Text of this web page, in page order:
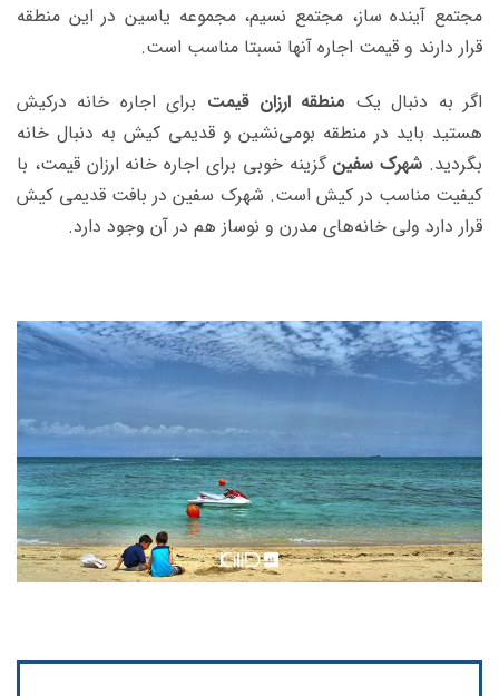
مجتمع آینده ساز، مجتمع نسیم، مجموعه یاسین در این منطقه
قرار دارند و قیمت اجاره آنها نسبتا مناسب است.
اگر به دنبال یک منطقه ارزان قیمت برای اجاره خانه درکیش
هستید باید در منطقه بومی‌نشین و قدیمی کیش به دنبال خانه
بگردید. شهرک سفین گزینه خوبی برای اجاره خانه ارزان قیمت، با‌
کیفیت مناسب در کیش است. شهرک سفین در بافت قدیمی کیش
قرار دارد ولی خانه‌های مدرن و نوساز هم در آن وجود دارد.